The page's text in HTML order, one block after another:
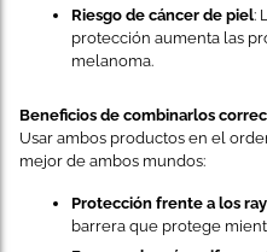
Riesgo de cáncer de piel:
protección aumenta las
melanoma.
Beneficios de combinarlos
Usar ambos productos en el
mejor de ambos mundos:
Protección frente a los
barrera que protege